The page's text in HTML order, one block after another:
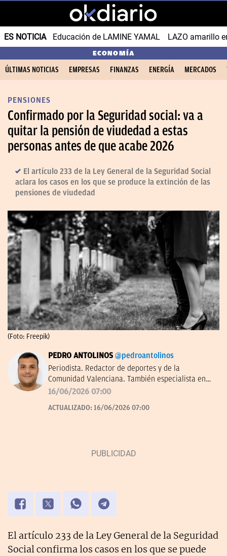
ES NOTICIA Educación de LAMINE YAMAL LAZO amarillo
ECONOMÍA
ÚLTIMAS NOTICIAS EMPRESAS FINANZAS ENERGÍA MERCADOS
PENSIONES
Confirmado por la Seguridad social: va a
quitar la pensión de viudedad a estas
personas antes de que acabe 2026
El artículo 233 de la Ley General de la Seguridad Social
aclara los casos en los que se produce la extinción de las
pensiones de viudedad
(Foto: Freepik)
PEDRO ANTOLINOS @pedroantolinos
Periodista. Redactor de deportes y de la
Comunidad Valenciana. También especialista en
SEO. En OKDIARIO desde 2017.
16/06/2026 07:00
ACTUALIZADO: 16/06/2026 07:00
El artículo 233 de la Ley General de la Seguridad
Social confirma los casos en los que se puede